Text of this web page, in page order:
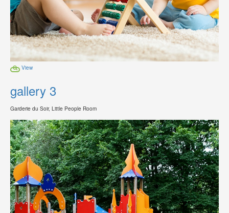
View
gallery 3
Garderie du Soir, Little People Room